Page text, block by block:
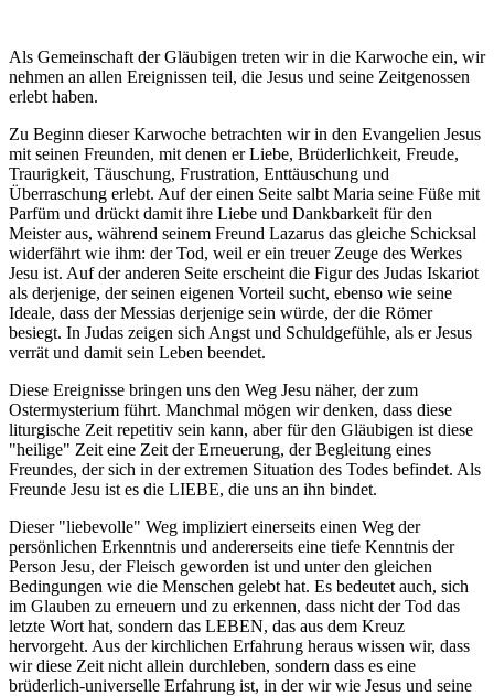
Als Gemeinschaft der Gläubigen treten wir in die Karwoche ein, wir
nehmen an allen Ereignissen teil, die Jesus und seine Zeitgenossen
erlebt haben.
Zu Beginn dieser Karwoche betrachten wir in den Evangelien Jesus
mit seinen Freunden, mit denen er Liebe, Brüderlichkeit, Freude,
Traurigkeit, Täuschung, Frustration, Enttäuschung und
Überraschung erlebt. Auf der einen Seite salbt Maria seine Füße mit
Parfüm und drückt damit ihre Liebe und Dankbarkeit für den
Meister aus, während seinem Freund Lazarus das gleiche Schicksal
widerfährt wie ihm: der Tod, weil er ein treuer Zeuge des Werkes
Jesu ist. Auf der anderen Seite erscheint die Figur des Judas Iskariot
als derjenige, der seinen eigenen Vorteil sucht, ebenso wie seine
Ideale, dass der Messias derjenige sein würde, der die Römer
besiegt. In Judas zeigen sich Angst und Schuldgefühle, als er Jesus
verrät und damit sein Leben beendet.
Diese Ereignisse bringen uns den Weg Jesu näher, der zum
Ostermysterium führt. Manchmal mögen wir denken, dass diese
liturgische Zeit repetitiv sein kann, aber für den Gläubigen ist diese
"heilige" Zeit eine Zeit der Erneuerung, der Begleitung eines
Freundes, der sich in der extremen Situation des Todes befindet. Als
Freunde Jesu ist es die LIEBE, die uns an ihn bindet.
Dieser "liebevolle" Weg impliziert einerseits einen Weg der
persönlichen Erkenntnis und andererseits eine tiefe Kenntnis der
Person Jesu, der Fleisch geworden ist und unter den gleichen
Bedingungen wie die Menschen gelebt hat. Es bedeutet auch, sich
im Glauben zu erneuern und zu erkennen, dass nicht der Tod das
letzte Wort hat, sondern das LEBEN, das aus dem Kreuz
hervorgeht. Aus der kirchlichen Erfahrung heraus wissen wir, dass
wir diese Zeit nicht allein durchleben, sondern dass es eine
brüderlich-universelle Erfahrung ist, in der wir wie Jesus und seine